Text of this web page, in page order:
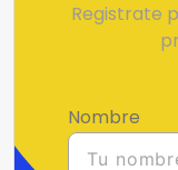
Registrate
Nombre